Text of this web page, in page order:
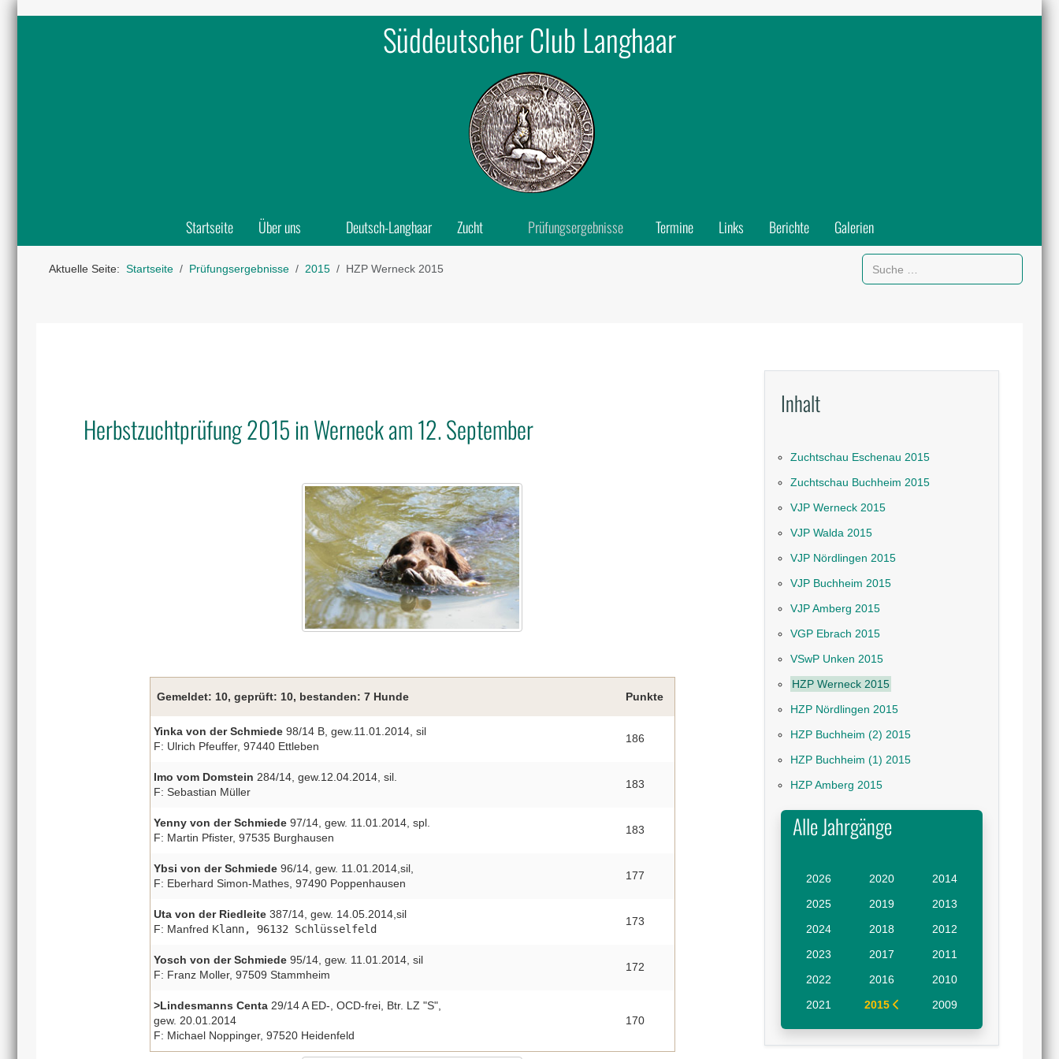
Süddeutscher Club Langhaar
Startseite Über uns Deutsch-Langhaar Zucht Prüfungsergebnisse Termine Links Berichte Galerien
Aktuelle Seite: Startseite Prüfungsergebnisse 2015 HZP Werneck 2015
Suchen
Herbstzuchtprüfung 2015 in Werneck am 12. September
Gemeldet: 10, geprüft: 10, bestanden: 7 Hunde Punkte
Yinka von der Schmiede 98/14 B, gew.11.01.2014, sil
F: Ulrich Pfeuffer, 97440 Ettleben
186
Imo vom Domstein 284/14, gew.12.04.2014, sil.
F: Sebastian Müller
183
Yenny von der Schmiede 97/14, gew. 11.01.2014, spl.
F: Martin Pfister, 97535 Burghausen
183
Ybsi von der Schmiede 96/14, gew. 11.01.2014,sil,
F: Eberhard Simon-Mathes, 97490 Poppenhausen
177
Uta von der Riedleite 387/14, gew. 14.05.2014,sil
F: Manfred Klann, 96132 Schlüsselfeld
173
Yosch von der Schmiede 95/14, gew. 11.01.2014, sil
F: Franz Moller, 97509 Stammheim
172
>Lindesmanns Centa 29/14 A ED-, OCD-frei, Btr. LZ "S",
gew. 20.01.2014
F: Michael Noppinger, 97520 Heidenfeld
170
Inhalt
Zuchtschau Eschenau 2015
Zuchtschau Buchheim 2015
VJP Werneck 2015
VJP Walda 2015
VJP Nördlingen 2015
VJP Buchheim 2015
VJP Amberg 2015
VGP Ebrach 2015
VSwP Unken 2015
HZP Werneck 2015
HZP Nördlingen 2015
HZP Buchheim (2) 2015
HZP Buchheim (1) 2015
HZP Amberg 2015
Alle Jahrgänge
2026
2025
2024
2023
2022
2021
2020
2019
2018
2017
2016
2015
2014
2013
2012
2011
2010
2009